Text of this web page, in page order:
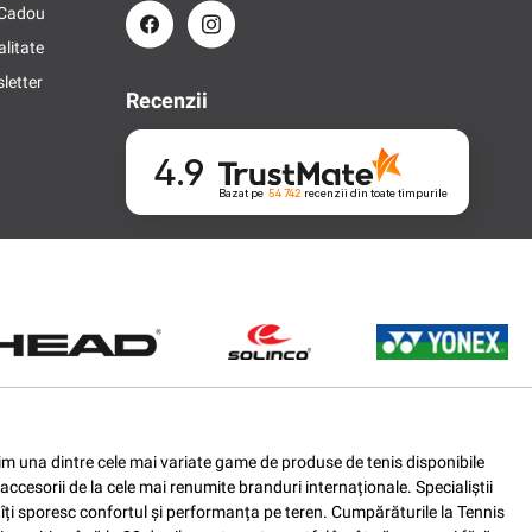
Recenzii
4.9 Bazat pe 54 742 recenzii din toate timpurile
una dintre cele mai variate game de produse de tenis disponibile
de la cele mai renumite branduri internaționale. Specialiștii
sporesc confortul și performanța pe teren. Cumpărăturile la Tennis